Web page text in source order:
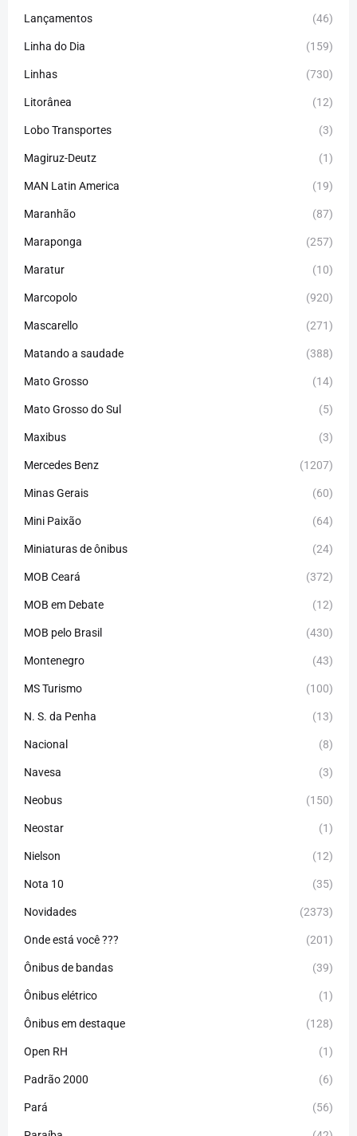
Lançamentos (46)
Linha do Dia (159)
Linhas (730)
Litorânea (12)
Lobo Transportes (3)
Magiruz-Deutz (1)
MAN Latin America (19)
Maranhão (87)
Maraponga (257)
Maratur (10)
Marcopolo (920)
Mascarello (271)
Matando a saudade (388)
Mato Grosso (14)
Mato Grosso do Sul (5)
Maxibus (3)
Mercedes Benz (1207)
Minas Gerais (60)
Mini Paixão (64)
Miniaturas de ônibus (24)
MOB Ceará (372)
MOB em Debate (12)
MOB pelo Brasil (430)
Montenegro (43)
MS Turismo (100)
N. S. da Penha (13)
Nacional (8)
Navesa (3)
Neobus (150)
Neostar (1)
Nielson (12)
Nota 10 (35)
Novidades (2373)
Onde está você ??? (201)
Ônibus de bandas (39)
Ônibus elétrico (1)
Ônibus em destaque (128)
Open RH (1)
Padrão 2000 (6)
Pará (56)